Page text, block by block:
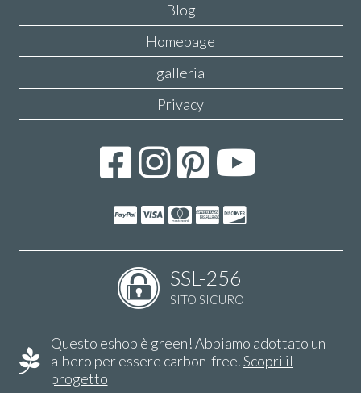
Blog
Homepage
galleria
Privacy
SSL-256
SITO SICURO
Questo eshop è green! Abbiamo adottato un
albero per essere carbon-free.Scopri il
progetto